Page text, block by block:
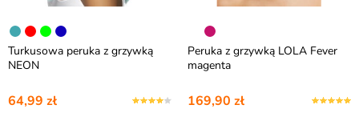
Turkusowa peruka z grzywką
NEON
64,99 zł
Peruka z grzywką LOLA Fever
magenta
169,90 zł